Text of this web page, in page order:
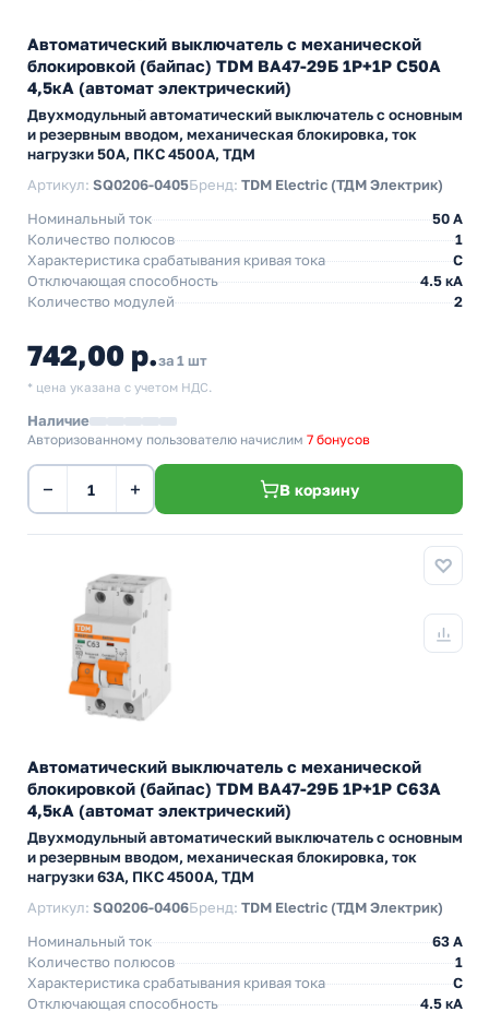
Автоматический выключатель с механической
блокировкой (байпас) TDM ВА47-29Б 1Р+1Р С50А
4,5кА (автомат электрический)
Двухмодульный автоматический выключатель с основным
и резервным вводом, механическая блокировка, ток
нагрузки 50А, ПКС 4500А, ТДМ
Артикул: SQ0206-0405Бренд: TDM Electric (ТДМ Электрик)
Номинальный ток
50 A
Количество полюсов
1
Характеристика срабатывания кривая тока
C
Отключающая способность
4.5 кА
Количество модулей
2
742,00 р.за 1 шт
* цена указана с учетом НДС.
Наличие
Авторизованному пользователю начислим 7 бонусов
− + В корзину
Автоматический выключатель с механической
блокировкой (байпас) TDM ВА47-29Б 1Р+1Р С63А
4,5кА (автомат электрический)
Двухмодульный автоматический выключатель с основным
и резервным вводом, механическая блокировка, ток
нагрузки 63А, ПКС 4500А, ТДМ
Артикул: SQ0206-0406Бренд: TDM Electric (ТДМ Электрик)
Номинальный ток
63 A
Количество полюсов
1
Характеристика срабатывания кривая тока
C
Отключающая способность
4.5 кА